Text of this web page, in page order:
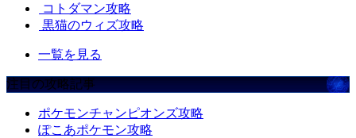
コトダマン攻略
黒猫のウィズ攻略
一覧を見る
注目の攻略記事
ポケモンチャンピオンズ攻略
ぽこあポケモン攻略